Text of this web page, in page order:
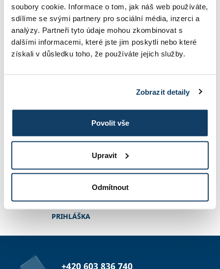
soubory cookie. Informace o tom, jak náš web používáte,
sdílíme se svými partnery pro sociální média, inzerci a
analýzy. Partneři tyto údaje mohou zkombinovat s
dalšími informacemi, které jste jim poskytli nebo které
získali v důsledku toho, že používáte jejich služby.
Zobrazit detaily
Povolit vše
Upravit
Odmítnout
REFERENCIE
KONTAKT
ŠKOLNÉ
FOTOGALÉRIA
PRIHLÁŠKA
+420 603 836 740